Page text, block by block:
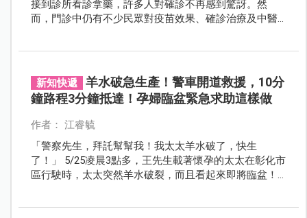
接到診所看診拿藥，許多人對確診不再感到驚訝。然
而，門診中仍有不少民眾對疫苗效果、確診治療及中醫
新知快遞
羊水破急生產！警車開道救援，10分
鐘路程3分鐘抵達！孕婦臨盆緊急求助這樣做
作者： 江睿毓
「警察先生，拜託幫幫我！我太太羊水破了，快生
了！」 5/25凌晨3點多，王先生載著懷孕的太太在彰化市
區行駛時，太太突然羊水破裂，而且看起來即將臨盆！